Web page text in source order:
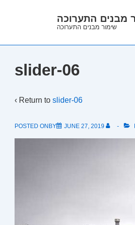
Main
מבנים התערוכה
שימור מבנים התערוכה
slider-06
‹ Return to slider-06
POSTED ONBY JUNE 27, 2019